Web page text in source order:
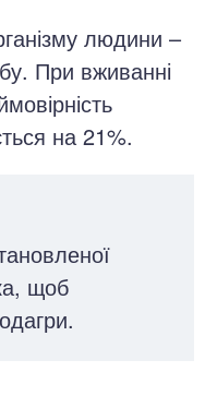
людини –
При вживанні
на 21%.
щоб